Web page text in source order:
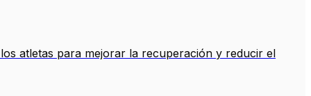
atletas para mejorar la recuperación y reducir el